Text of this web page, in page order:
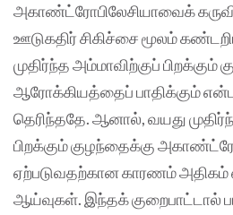
அகாண்ட்ரோபிலேசியாவைக்
ஊடுகதிர் சிகிச்சை மூலம்
முதிர்ந்த அம்மாவிற்குப் பிறக்கும்
ஆரோக்கியத்தைப் பாதிக்கும்
தெரிந்ததே‌. ஆனால், வயது
பிறக்கும் குழந்தைக்கு
ஏற்படுவதற்கான காரணம் அதிகம்
ஆய்வுகள்‌. இந்தக் குறைபாட்டால்